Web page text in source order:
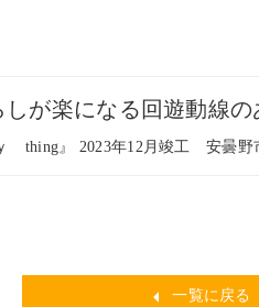
しが楽になる回遊動線の
thing』 2023年12月竣工 安曇
一覧に戻る